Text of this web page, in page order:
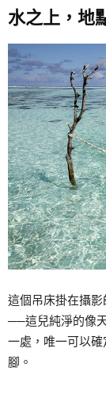
水之上，地
這個吊床掛在攝
──這兒純淨的像
一處，唯一可以
腳。